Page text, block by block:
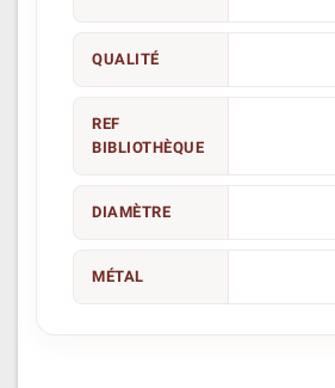
QUALITÉ
REF
BIBLIOTHÈQUE
DIAMÈTRE
MÉTAL